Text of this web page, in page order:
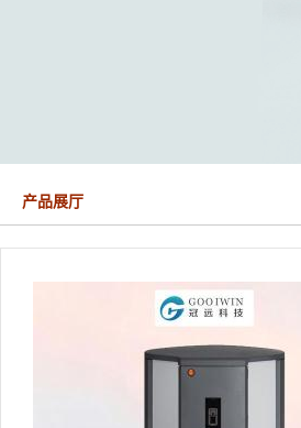
产品展厅